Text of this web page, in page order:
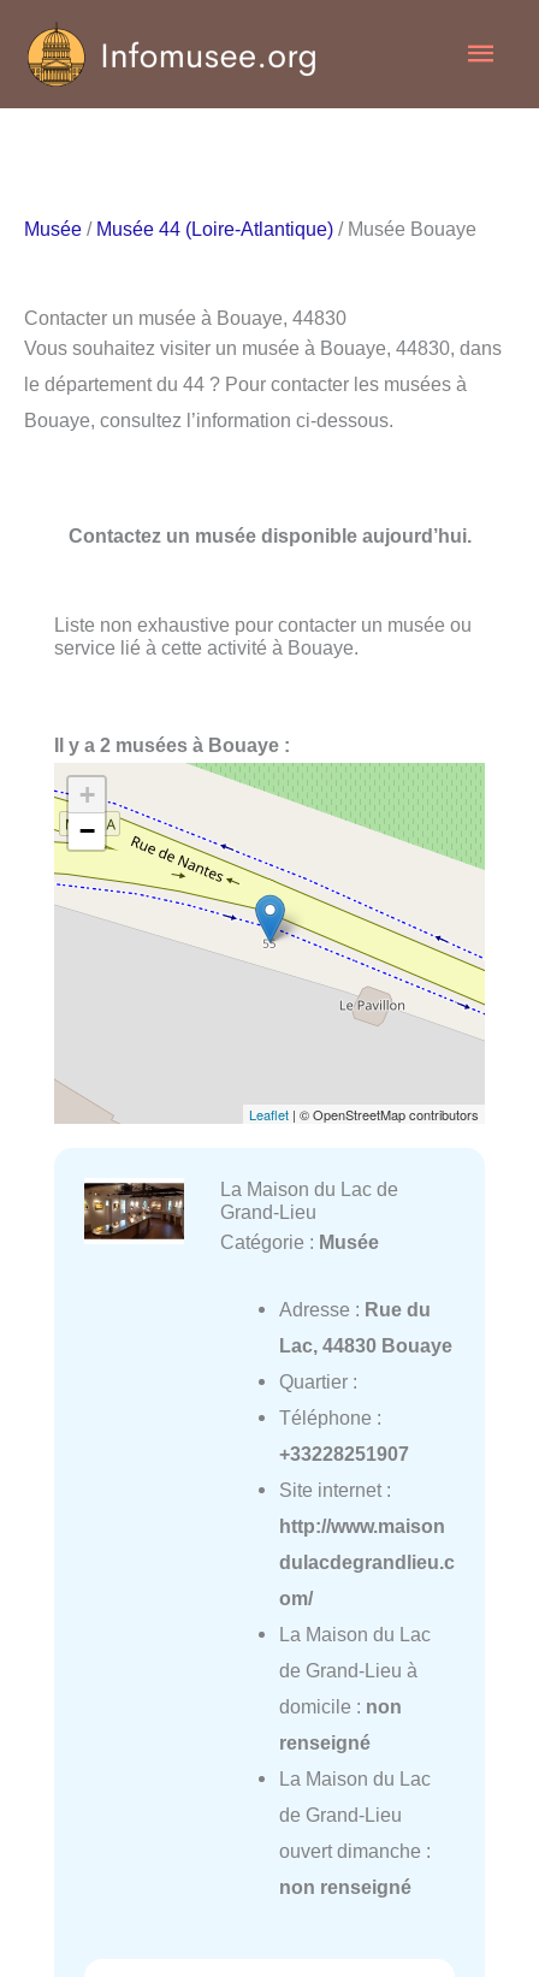
contenu
Musée / Musée 44 (Loire-Atlantique) / Musée Bouaye
Contacter un musée à Bouaye, 44830
Vous souhaitez visiter un musée à Bouaye, 44830, dans
le département du 44 ? Pour contacter les musées à
Bouaye, consultez l’information ci-dessous.
Contactez un musée disponible aujourd’hui.
Liste non exhaustive pour contacter un musée ou
service lié à cette activité à Bouaye.
Il y a 2 musées à Bouaye :
+
−
Leaflet | © OpenStreetMap contributors
La Maison du Lac de
Grand-Lieu
Catégorie : Musée
Adresse : Rue du
Lac, 44830 Bouaye
Quartier :
Téléphone :
+33228251907
Site internet :
http://www.maison
dulacdegrandlieu.c
om/
La Maison du Lac
de Grand-Lieu à
domicile : non
renseigné
La Maison du Lac
de Grand-Lieu
ouvert dimanche :
non renseigné